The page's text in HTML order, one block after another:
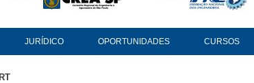
JURÍDICO OPORTUNIDADES CURSOS